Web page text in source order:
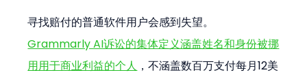
寻找赔付的普通软件用户会感到失望。
Grammarly AI诉讼的集体定义涵盖姓名和身份被挪
用用于商业利益的个人 ，不涵盖数百万支付每月12美